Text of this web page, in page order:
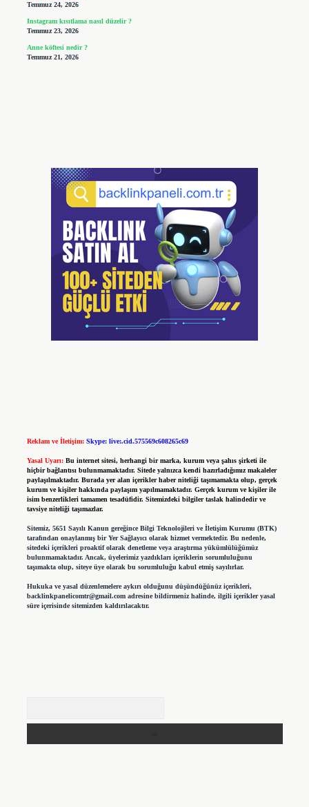
Temmuz 24, 2026
Instagram kısıtlama nasıl düzelir ?
Temmuz 23, 2026
Anne köftesi nedir ?
Temmuz 21, 2026
Reklam ve İletişim: Skype: live:.cid.575569c608265c69
Yasal Uyarı: Bu internet sitesi, herhangi bir marka, kurum veya şahıs şirketi ile
hiçbir bağlantısı bulunmamaktadır. Sitede yalnızca kendi hazırladığımız makaleler
paylaşılmaktadır. Burada yer alan içerikler haber niteliği taşımamakta olup, gerçek
kurum ve kişiler hakkında paylaşım yapılmamaktadır. Gerçek kurum ve kişiler ile
isim benzerlikleri tamamen tesadüfidir. Sitemizdeki bilgiler taslak halindedir ve
tavsiye niteliği taşımazlar.
Sitemiz, 5651 Sayılı Kanun gereğince Bilgi Teknolojileri ve İletişim Kurumu (BTK)
tarafından onaylanmış bir Yer Sağlayıcı olarak hizmet vermektedir. Bu nedenle,
sitedeki içerikleri proaktif olarak denetleme veya araştırma yükümlülüğümüz
bulunmamaktadır. Ancak, üyelerimiz yazdıkları içeriklerin sorumluluğunu
taşımakta olup, siteye üye olarak bu sorumluluğu kabul etmiş sayılırlar.
Hukuka ve yasal düzenlemelere aykırı olduğunu düşündüğünüz içerikleri,
backlinkpanelicomtr@gmail.comadresine bildirmeniz halinde, ilgili içerikler yasal
süre içerisinde sitemizden kaldırılacaktır.